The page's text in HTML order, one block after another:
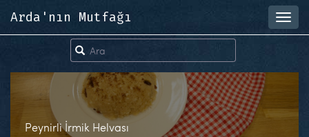
Arda'nın Mutfağı
Peynirli İrmik Helvası